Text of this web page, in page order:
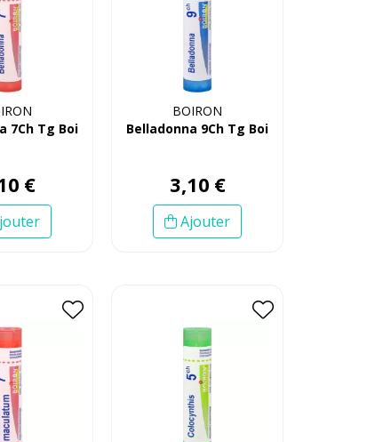
7Ch Tg Boi
€
BOIRON
Belladonna 9Ch Tg Boi
3,10 €
Ajouter